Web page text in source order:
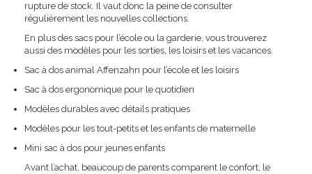
rupture de stock. Il vaut donc la peine de consulter
régulièrement les nouvelles collections.
En plus des sacs pour l’école ou la garderie, vous trouverez
aussi des modèles pour les sorties, les loisirs et les vacances.
Sac à dos animal Affenzahn pour l’école et les loisirs
Sac à dos ergonomique pour le quotidien
Modèles durables avec détails pratiques
Modèles pour les tout-petits et les enfants de maternelle
Mini sac à dos pour jeunes enfants
Avant l’achat, beaucoup de parents comparent le confort, le